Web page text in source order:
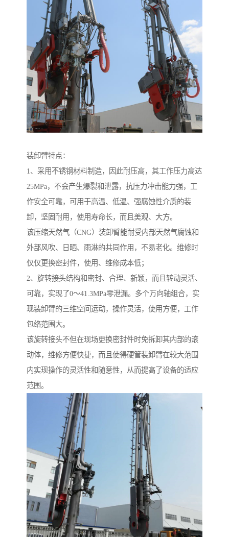
装卸臂特点：
1、采用不锈钢材料制造，因此耐压高，其工作压力高达
25MPa，不会产生爆裂和泄露，抗压力冲击能力强，工
作安全可靠，可用于高温、低温、强腐蚀性介质的装
卸，坚固耐用，使用寿命长，而且美观、大方。
该压缩天然气（CNG）装卸臂能耐受内部天然气腐蚀和
外部风吹、日晒、雨淋的共同作用，不易老化。维修时
仅仅更换密封件，使用、维修成本低；
2、旋转接头结构和密封、合理、新颖，而且转动灵活、
可靠，实现了0～41.3MPa零泄漏。多个万向轴组合，实
现装卸臂的三维空间运动，操作灵活，使用方便，工作
包络范围大。
该旋转接头不但在现场更换密封件时免拆卸其内部的滚
动体，维修方便快捷，而且使得硬管装卸臂在较大范围
内实现操作的灵活性和随意性，从而提高了设备的适应
范围。